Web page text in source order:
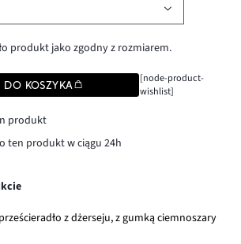
produkt jako zgodny z rozmiarem.
KOSZYKA
[node-product-
wishlist]
produkt
ten produkt w ciągu 24h
z dżerseju, z gumką ciemnoszary